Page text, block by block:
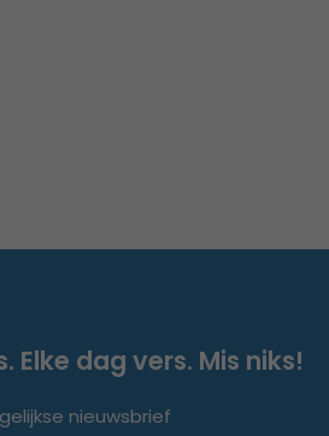
Elke dag vers. Mis niks!
nieuwsbrief